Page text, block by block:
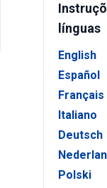
línguas
English
Español
Français
Italiano
Deutsch
Polski